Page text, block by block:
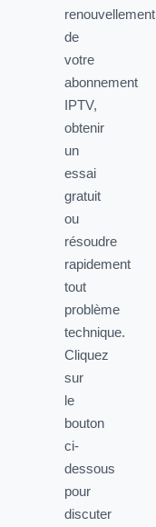
renouvellement
de
votre
abonnement
IPTV,
obtenir
un
essai
gratuit
ou
résoudre
rapidement
tout
problème
technique.
Cliquez
sur
le
bouton
ci-
dessous
pour
discuter